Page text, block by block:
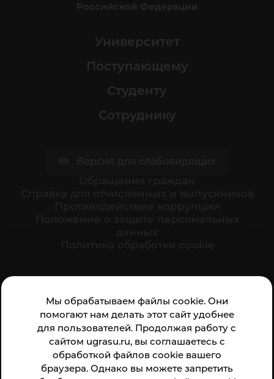
Мы обрабатываем файлы cookie. Они
помогают нам делать этот сайт удобнее
для пользователей. Продолжая работу с
сайтом ugrasu.ru, вы соглашаетесь с
обработкой файлов cookie вашего
браузера. Однако вы можете запретить
Российской Федерации
Университет
Поступающему
Студенту
Сотруднику
организации: